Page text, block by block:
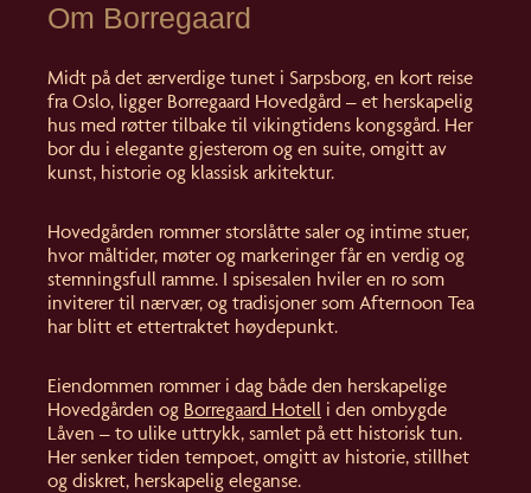
Om Borregaard
Midt på det ærverdige tunet i Sarpsborg, en kort reise
fra Oslo, ligger Borregaard Hovedgård – et herskapelig
hus med røtter tilbake til vikingtidens kongsgård. Her
bor du i elegante gjesterom og en suite, omgitt av
kunst, historie og klassisk arkitektur.
Hovedgården rommer storslåtte saler og intime stuer,
hvor måltider, møter og markeringer får en verdig og
stemningsfull ramme. I spisesalen hviler en ro som
inviterer til nærvær, og tradisjoner som Afternoon Tea
har blitt et ettertraktet høydepunkt.
Eiendommen rommer i dag både den herskapelige
Hovedgården og Borregaard Hotell i den ombygde
Låven – to ulike uttrykk, samlet på ett historisk tun.
Her senker tiden tempoet, omgitt av historie, stillhet
og diskret, herskapelig eleganse.